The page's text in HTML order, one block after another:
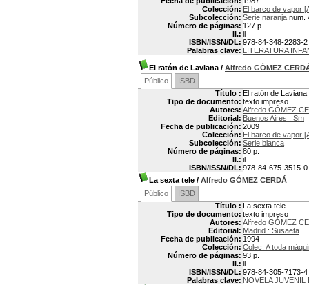
Colección: El barco de vapor
Subcolección: Serie naranja num.
Número de páginas: 127 p.
Il.: il
ISBN/ISSN/DL: 978-84-348-2283-2
Palabras clave: LITERATURA
El ratón de Laviana / Alfredo GÓMEZ
Público
ISBD
Título : El ratón de Laviana
Tipo de documento: texto impreso
Autores: Alfredo GÓMEZ
Editorial: Buenos Aires : Sm
Fecha de publicación: 2009
Colección: El barco de vapor
Subcolección: Serie blanca
Número de páginas: 80 p.
Il.: il
ISBN/ISSN/DL: 978-84-675-3515-0
La sexta tele / Alfredo GÓMEZ CERDÁ
Público
ISBD
Título : La sexta tele
Tipo de documento: texto impreso
Autores: Alfredo GÓMEZ
Editorial: Madrid : Susaeta
Fecha de publicación: 1994
Colección: Colec. A toda
Número de páginas: 93 p.
Il.: il
ISBN/ISSN/DL: 978-84-305-7173-4
Palabras clave: NOVELA JUVENIL